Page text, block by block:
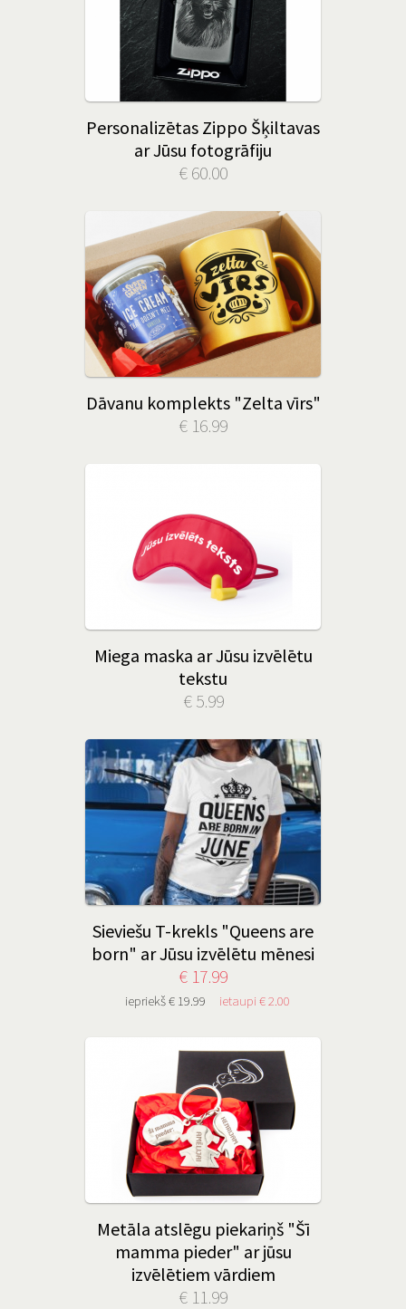
Personalizētas Zippo Šķiltavas
ar Jūsu fotogrāfiju
€ 60.00
Dāvanu komplekts "Zelta vīrs"
€ 16.99
Miega maska ar Jūsu izvēlētu
tekstu
€ 5.99
Sieviešu T-krekls "Queens are
born" ar Jūsu izvēlētu mēnesi
€ 17.99
iepriekš € 19.99 ietaupi € 2.00
Metāla atslēgu piekariņš "Šī
mamma pieder" ar jūsu
izvēlētiem vārdiem
€ 11.99